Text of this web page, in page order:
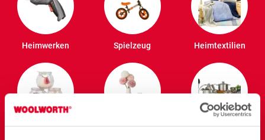
Heimwerken Spielzeug Heimtextilien